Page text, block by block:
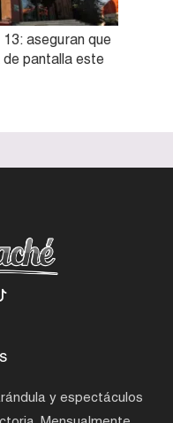
aseguran que
pantalla este
y espectáculos